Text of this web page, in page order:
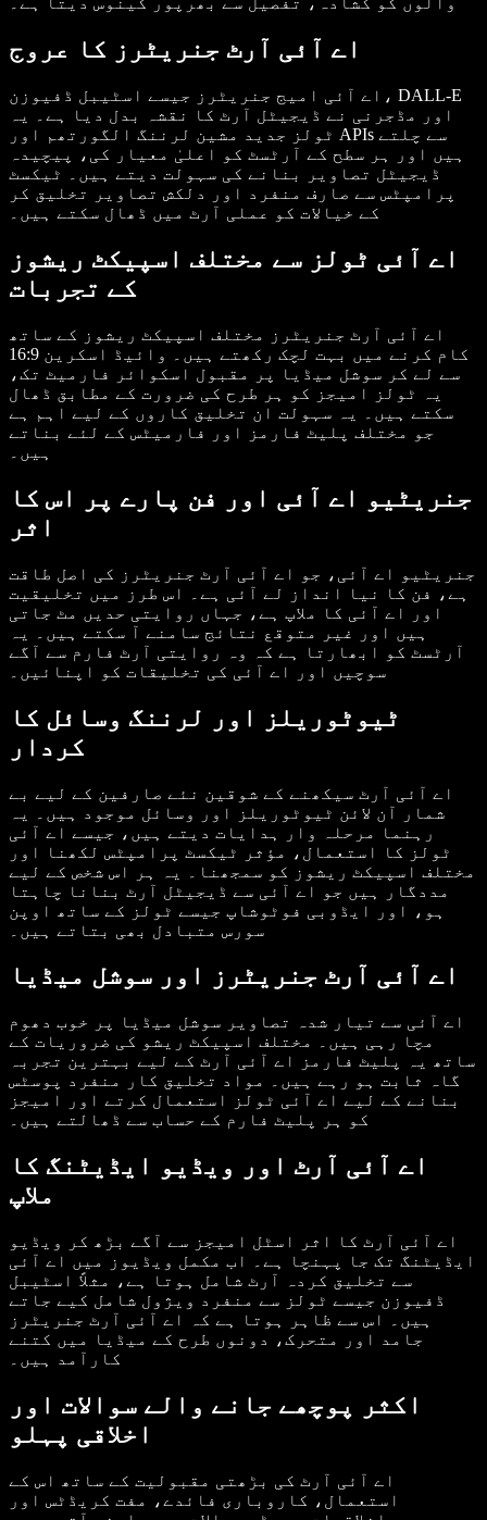
اے آئی آرٹ جنریٹرز کا عروج
اے آئی امیج جنریٹرز جیسے اسٹیبل ڈفیوزن، DALL-E
اور مڈجرنی نے ڈیجیٹل آرٹ کا نقشہ بدل دیا ہے۔ یہ
ٹولز جدید مشین لرننگ الگورتھم اور APIs سے چلتے
ہیں اور ہر سطح کے آرٹسٹ کو اعلیٰ معیار کی، پیچیدہ
ڈیجیٹل تصاویر بنانے کی سہولت دیتے ہیں۔ ٹیکسٹ
پرامپٹس سے صارف منفرد اور دلکش تصاویر تخلیق کر
کے خیالات کو عملی آرٹ میں ڈھال سکتے ہیں۔
اے آئی ٹولز سے مختلف اسپیکٹ ریشوز
کے تجربات
اے آئی آرٹ جنریٹرز مختلف اسپیکٹ ریشوز کے ساتھ
کام کرنے میں بہت لچک رکھتے ہیں۔ وائیڈ اسکرین 16:9
سے لے کر سوشل میڈیا پر مقبول اسکوائر فارمیٹ تک،
یہ ٹولز امیجز کو ہر طرح کی ضرورت کے مطابق ڈھال
سکتے ہیں۔ یہ سہولت ان تخلیق کاروں کے لیے اہم ہے
جو مختلف پلیٹ فارمز اور فارمیٹس کے لئے بناتے
ہیں۔
جنریٹیو اے آئی اور فن پارے پر اس کا
اثر
جنریٹیو اے آئی، جو اے آئی آرٹ جنریٹرز کی اصل طاقت
ہے، فن کا نیا انداز لے آئی ہے۔ اس طرز میں تخلیقیت
اور اے آئی کا ملاپ ہے، جہاں روایتی حدیں مٹ جاتی
ہیں اور غیر متوقع نتائج سامنے آ سکتے ہیں۔ یہ
آرٹسٹ کو ابھارتا ہے کہ وہ روایتی آرٹ فارم سے آگے
سوچیں اور اے آئی کی تخلیقات کو اپنائیں۔
ٹیوٹوریلز اور لرننگ وسائل کا
کردار
اے آئی آرٹ سیکھنے کے شوقین نئے صارفین کے لیے بے
شمار آن لائن ٹیوٹوریلز اور وسائل موجود ہیں۔ یہ
رہنما مرحلہ وار ہدایات دیتے ہیں، جیسے اے آئی
ٹولز کا استعمال، مؤثر ٹیکسٹ پرامپٹس لکھنا اور
مختلف اسپیکٹ ریشوز کو سمجھنا۔ یہ ہر اس شخص کے لیے
مددگار ہیں جو اے آئی سے ڈیجیٹل آرٹ بنانا چاہتا
ہو، اور ایڈوبی فوٹوشاپ جیسے ٹولز کے ساتھ اوپن
سورس متبادل بھی بتاتے ہیں۔
اے آئی آرٹ جنریٹرز اور سوشل میڈیا
اے آئی سے تیار شدہ تصاویر سوشل میڈیا پر خوب دھوم
مچا رہی ہیں۔ مختلف اسپیکٹ ریشو کی ضروریات کے
ساتھ یہ پلیٹ فارمز اے آئی آرٹ کے لیے بہترین تجربہ
گاہ ثابت ہو رہے ہیں۔ مواد تخلیق کار منفرد پوسٹس
بنانے کے لیے اے آئی ٹولز استعمال کرتے اور امیجز
کو ہر پلیٹ فارم کے حساب سے ڈھالتے ہیں۔
اے آئی آرٹ اور ویڈیو ایڈیٹنگ کا
ملاپ
اے آئی آرٹ کا اثر اسٹل امیجز سے آگے بڑھ کر ویڈیو
ایڈیٹنگ تک جا پہنچا ہے۔ اب مکمل ویڈیوز میں اے آئی
سے تخلیق کردہ آرٹ شامل ہوتا ہے، مثلاً اسٹیبل
ڈفیوزن جیسے ٹولز سے منفرد ویژول شامل کیے جاتے
ہیں۔ اس سے ظاہر ہوتا ہے کہ اے آئی آرٹ جنریٹرز
جامد اور متحرک، دونوں طرح کے میڈیا میں کتنے
کارآمد ہیں۔
اکثر پوچھے جانے والے سوالات اور
اخلاقی پہلو
اے آئی آرٹ کی بڑھتی مقبولیت کے ساتھ اس کے
استعمال، کاروباری فائدے، مفت کریڈٹس اور